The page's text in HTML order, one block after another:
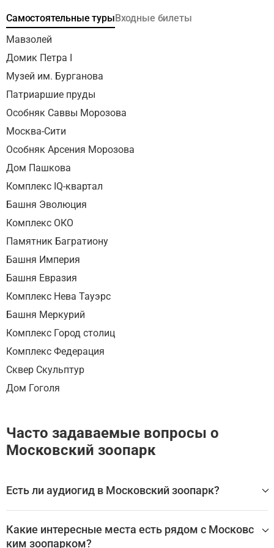
приходите на причал заранее, посадка начинается за 30
минут и заканчивается за 5 минут до отправления
Самостоятельные турыВходные билеты
Мавзолей
Домик Петра I
Музей им. Бурганова
Патриаршие пруды
Особняк Саввы Морозова
Москва-Сити
Особняк Арсения Морозова
Дом Пашкова
Комплекс IQ-квартал
Башня Эволюция
Комплекс ОКО
Памятник Багратиону
Башня Империя
Башня Евразия
Комплекс Нева Тауэрс
Башня Меркурий
Комплекс Город столиц
Комплекс Федерация
Сквер Скульптур
Дом Гоголя
Часто задаваемые вопросы о
Московский зоопарк
Есть ли аудиогид в Московский зоопарк?
гид, который помогает самостоятельно изучить главны
е залы, экспонаты и историю достопримечательности б
Какие интересные места есть рядом с Московс
ким зоопарком?